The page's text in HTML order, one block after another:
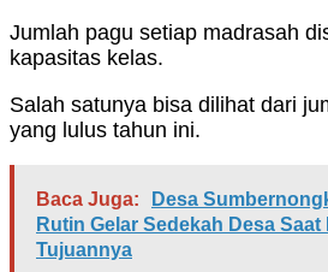
Jumlah pagu setiap madrasah
kapasitas kelas.
Salah satunya bisa dilihat dari
yang lulus tahun ini.
Baca Juga:
Desa
Rutin Gelar Sedekah Desa
Tujuannya